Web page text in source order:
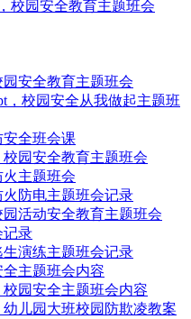
校园安全教育主题班会
安全教育主题班会
，校园安全从我做起主题班
安全班会课
园安全教育主题班会
主题班会
防电主题班会记录
活动安全教育主题班会
记录
演练主题班会记录
主题班会内容
园安全主题班会内容
儿园大班校园防欺凌教案